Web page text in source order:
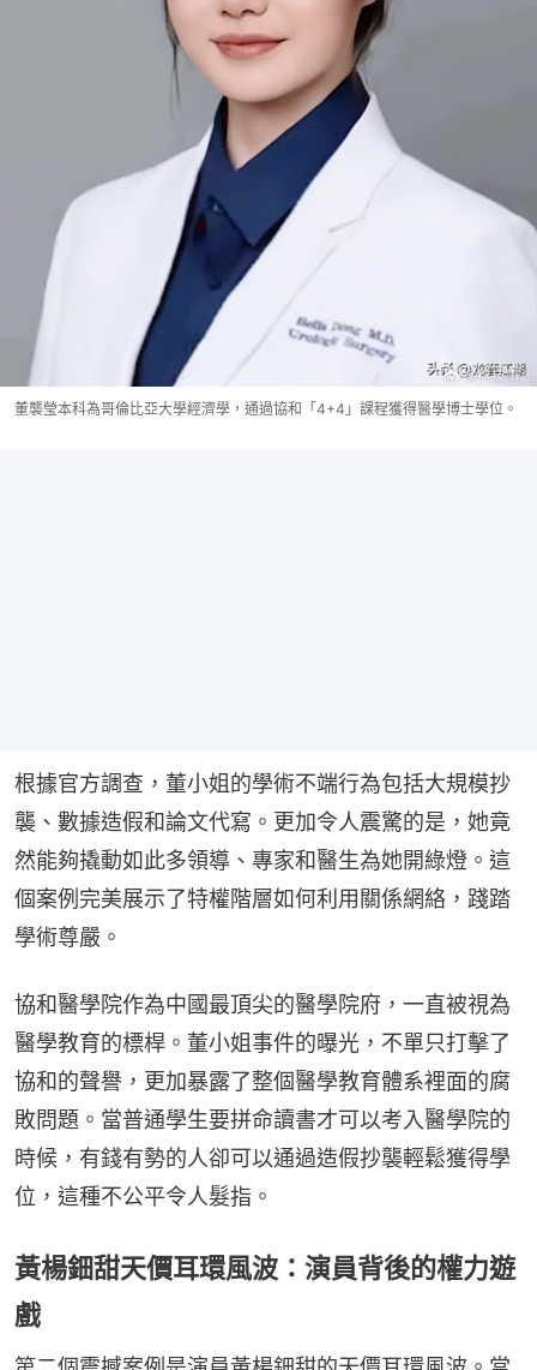
董襲瑩本科為哥倫比亞大學經濟學，通過協和「4+4」課程獲得醫學博士學位。
根據官方調查，董小姐的學術不端行為包括大規模抄
襲、數據造假和論文代寫。更加令人震驚的是，她竟
然能夠撬動如此多領導、專家和醫生為她開綠燈。這
個案例完美展示了特權階層如何利用關係網絡，踐踏
學術尊嚴。
協和醫學院作為中國最頂尖的醫學院府，一直被視為
醫學教育的標桿。董小姐事件的曝光，不單只打擊了
協和的聲譽，更加暴露了整個醫學教育體系裡面的腐
敗問題。當普通學生要拼命讀書才可以考入醫學院的
時候，有錢有勢的人卻可以通過造假抄襲輕鬆獲得學
位，這種不公平令人髮指。
黃楊鈿甜天價耳環風波：演員背後的權力遊
戲